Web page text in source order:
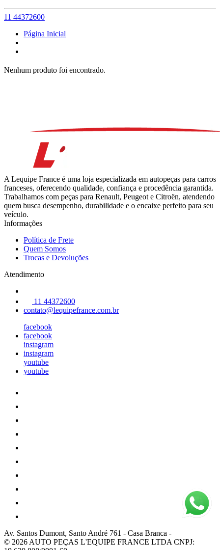
11 44372600
Página Inicial
Nenhum produto foi encontrado.
A Lequipe France é uma loja especializada em autopeças para carros
franceses, oferecendo qualidade, confiança e procedência garantida.
Trabalhamos com peças para Renault, Peugeot e Citroën, atendendo
quem busca desempenho, durabilidade e o encaixe perfeito para seu
veículo.
Informações
Política de Frete
Quem Somos
Trocas e Devoluções
Atendimento
11 44372600
contato@lequipefrance.com.br
facebook
facebook
instagram
instagram
youtube
youtube
Av. Santos Dumont, Santo André 761 - Casa Branca -
© 2026 AUTO PEÇAS L'EQUIPE FRANCE LTDA CNPJ: